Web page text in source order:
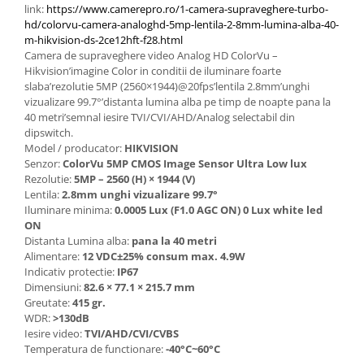
​​​link: https://www.camerepro.ro/1-camera-supraveghere-turbo-
hd/colorvu-camera-analoghd-5mp-lentila-2-8mm-lumina-alba-40-
m-hikvision-ds-2ce12hft-f28.html
Camera de supraveghere video Analog HD ColorVu –
Hikvision’imagine Color in conditii de iluminare foarte
slaba’rezolutie 5MP (2560×1944)@20fps’lentila 2.8mm’unghi
vizualizare 99.7°’distanta lumina alba pe timp de noapte pana la
40 metri’semnal iesire TVI/CVI/AHD/Analog selectabil din
dipswitch.
Model / producator: HIKVISION
Senzor:ColorVu 5MP CMOS Image Sensor Ultra Low lux
Rezolutie:5MP – 2560 (H) × 1944 (V)
Lentila:2.8mm unghi vizualizare 99.7°
Iluminare minima:0.0005 Lux (F1.0 AGC ON) 0 Lux white led
ON
Distanta Lumina alba: pana la 40 metri
Alimentare: 12 VDC±25% consum max. 4.9W
Indicativ protectie: IP67
Dimensiuni:82.6 × 77.1 × 215.7 mm
Greutate:415 gr.
WDR:>130dB
Iesire video:TVI/AHD/CVI/CVBS
Temperatura de functionare:-40°C~60°C